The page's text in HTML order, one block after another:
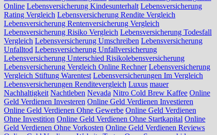
Online Lebensversicherung Kindesunterhalt Lebensversicherung
Rating Vergleich Lebensversicherung Rendite Vergleich
Lebensversicherung Rentenversicherung Vergleich
Lebensversicherung Risiko Vergleich Lebensversicherung Todesfall
Vergleich Lebensversicherung Umschreiben Lebensversicherung
Unfalltod Lebensversicherung Unfallversicherung
Lebensversicherung Unterschied Risikolebensversicherung
Lebensversicherung Vergleich Online Rechner Lebensversicherung
Vergleich Stiftung Warentest Lebensversicherungen Im Vergleich
Lebensversicherungen Renditevergleich Luxus mauer
Nachhaltigkeit Nachtleben Nevada Nitro Cold Brew Kaffee Online
Geld Verdienen Investeren Online Geld Verdienen Investieren
Online Geld Verdienen Ohne Gewerbe Online Geld Verdienen
Ohne Investition Online Geld Verdienen Ohne Startkapital Online
Geld Verdienen Ohne Vorkosten Online Geld Verdienen Reviews